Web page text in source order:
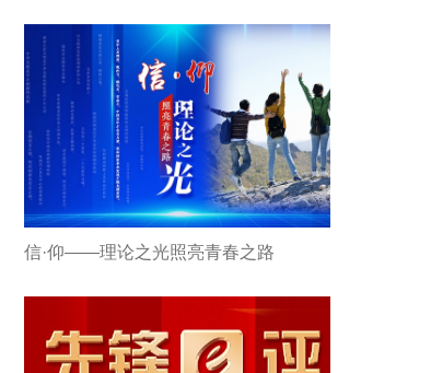
信·仰——理论之光照亮青春之路